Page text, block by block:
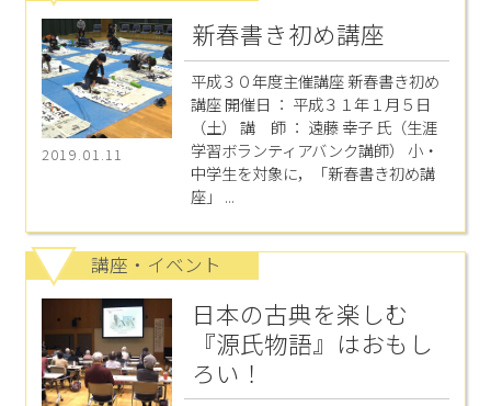
2019.01.11
新春書き初め講座
平成３０年度主催講座 新春書き初め
講座 開催日 ： 平成３１年１月５日
（土） 講 師 ： 遠藤 幸子 氏（生涯
学習ボランティアバンク講師） 小・
中学生を対象に，「新春書き初め講
座」 ...
講座・イベント
日本の古典を楽しむ
『源氏物語』はおもし
ろい！